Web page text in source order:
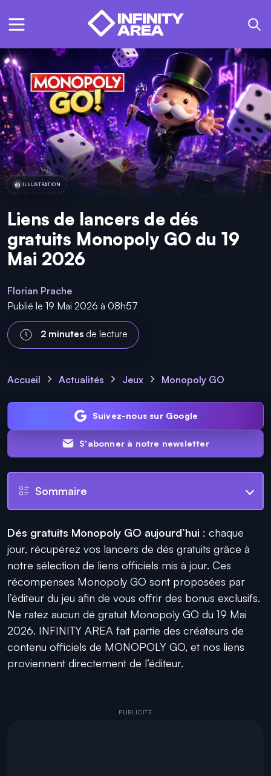
ILLUSTRATION
Liens de lancers de dés
gratuits Monopoly GO du 19
Mai 2026
Florian Prache
Publié le 19 Mai 2026 à 08h57
2 minutes de lecture
Accueil Actualités Jeux Monopoly GO
Suivez-nous sur Google
S'abonner à notre newsletter
Sommaire
Dés gratuits Monopoly GO aujourd’hui : chaque
jour, récupérez vos lancers de dés gratuits grâce à
notre sélection de liens officiels mis à jour. Ces
récompenses Monopoly GO sont proposées par
l’éditeur du jeu afin de vous offrir des bonus exclusifs.
Ne ratez aucun dé gratuit Monopoly GO du 19 Mai
2026. INFINITY AREA fait partie des créateurs de
contenu officiels de MONOPOLY GO, et nos liens
proviennent directement de l’éditeur.